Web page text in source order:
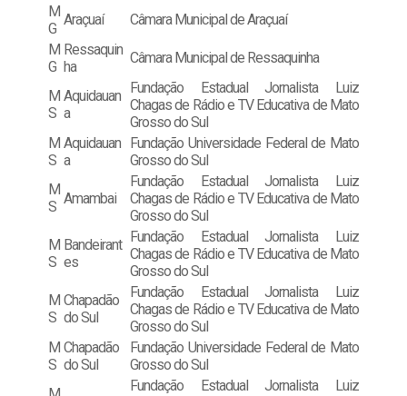
M
G
Araçuaí
Câmara Municipal de Araçuaí
M
G
Ressaquin
ha
Câmara Municipal de Ressaquinha
M
S
Aquidauan
a
Fundação Estadual Jornalista Luiz
Chagas de Rádio e TV Educativa de Mato
Grosso do Sul
M
S
Aquidauan
a
Fundação Universidade Federal de Mato
Grosso do Sul
M
S Amambai
Fundação Estadual Jornalista Luiz
Chagas de Rádio e TV Educativa de Mato
Grosso do Sul
M
S
Bandeirant
es
Fundação Estadual Jornalista Luiz
Chagas de Rádio e TV Educativa de Mato
Grosso do Sul
M
S
Chapadão
do Sul
Fundação Estadual Jornalista Luiz
Chagas de Rádio e TV Educativa de Mato
Grosso do Sul
M
S
Chapadão
do Sul
Fundação Universidade Federal de Mato
Grosso do Sul
Fundação Estadual Jornalista Luiz